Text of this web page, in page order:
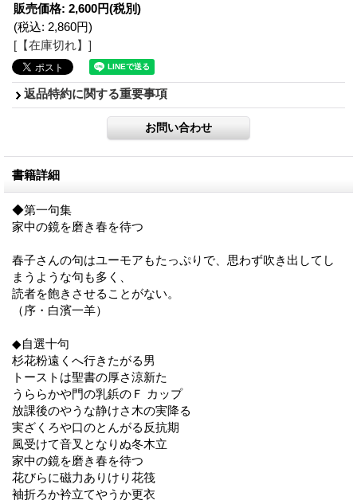
販売価格: 2,600円(税別)
(税込: 2,860円)
[【在庫切れ】]
返品特約に関する重要事項
書籍詳細
◆第一句集
家中の鏡を磨き春を待つ
春子さんの句はユーモアもたっぷりで、思わず吹き出してし
まうような句も多く、
読者を飽きさせることがない。
（序・白濱一羊）
◆自選十句
杉花粉遠くへ行きたがる男
トーストは聖書の厚さ涼新た
うららかや門の乳鋲のＦ カップ
放課後のやうな静けさ木の実降る
実ざくろや口のとんがる反抗期
風受けて音叉となりぬ冬木立
家中の鏡を磨き春を待つ
花びらに磁力ありけり花筏
袖折ろか衿立てやうか更衣